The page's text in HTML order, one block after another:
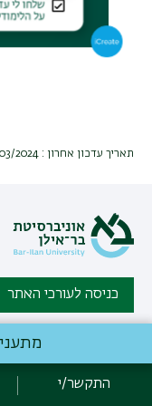
תאריך עדכון אחרון : 13/03/2024
כניסה לעורכי האתר
כל הזכויות שמורות
03-5347601 |
התקשר/י